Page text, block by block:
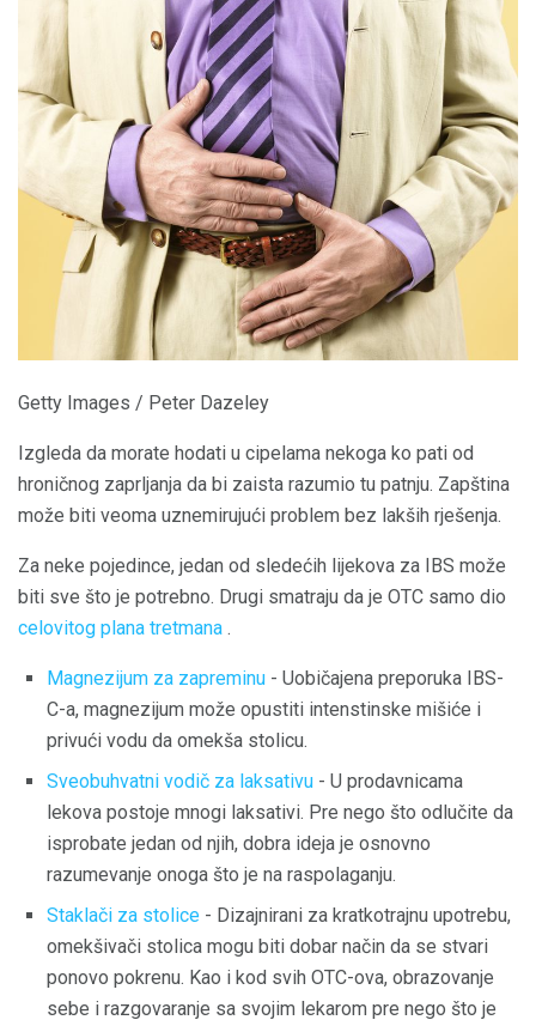
Getty Images / Peter Dazeley
Izgleda da morate hodati u cipelama nekoga ko pati od
hroničnog zaprljanja da bi zaista razumio tu patnju. Zapština
može biti veoma uznemirujući problem bez lakših rješenja.
Za neke pojedince, jedan od sledećih lijekova za IBS može
biti sve što je potrebno. Drugi smatraju da je OTC samo dio
celovitog plana tretmana .
Magnezijum za zapreminu - Uobičajena preporuka IBS-
C-a, magnezijum može opustiti intenstinske mišiće i
privući vodu da omekša stolicu.
Sveobuhvatni vodič za laksativu - U prodavnicama
lekova postoje mnogi laksativi. Pre nego što odlučite da
isprobate jedan od njih, dobra ideja je osnovno
razumevanje onoga što je na raspolaganju.
Staklači za stolice - Dizajnirani za kratkotrajnu upotrebu,
omekšivači stolica mogu biti dobar način da se stvari
ponovo pokrenu. Kao i kod svih OTC-ova, obrazovanje
sebe i razgovaranje sa svojim lekarom pre nego što je